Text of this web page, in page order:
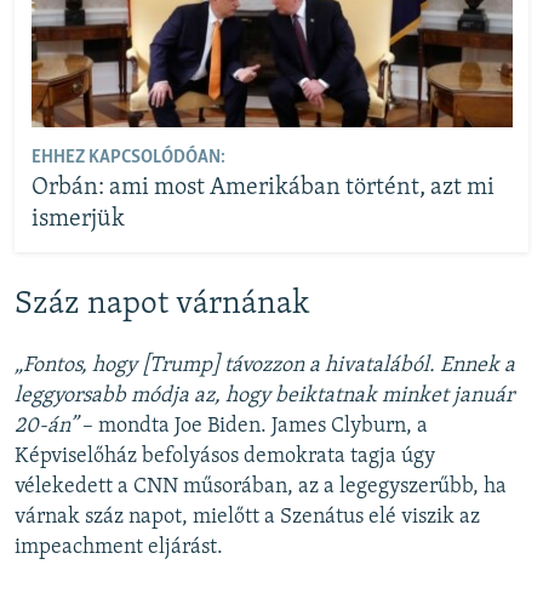
EHHEZ KAPCSOLÓDÓAN:
Orbán: ami most Amerikában történt, azt mi
ismerjük
Száz napot várnának
„Fontos, hogy [Trump] távozzon a hivatalából. Ennek a
leggyorsabb módja az, hogy beiktatnak minket január
20-án”– mondta Joe Biden. James Clyburn, a
Képviselőház befolyásos demokrata tagja úgy
vélekedett a CNN műsorában, az a legegyszerűbb, ha
várnak száz napot, mielőtt a Szenátus elé viszik az
impeachment eljárást.